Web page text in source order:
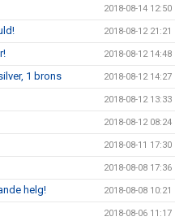
2018-08-14 12:50
2018-08-12 21:21
2018-08-12 14:48
1 brons 2018-08-12 14:27
2018-08-12 13:33
2018-08-12 08:24
2018-08-11 17:30
2018-08-08 17:36
helg! 2018-08-08 10:21
2018-08-06 11:17